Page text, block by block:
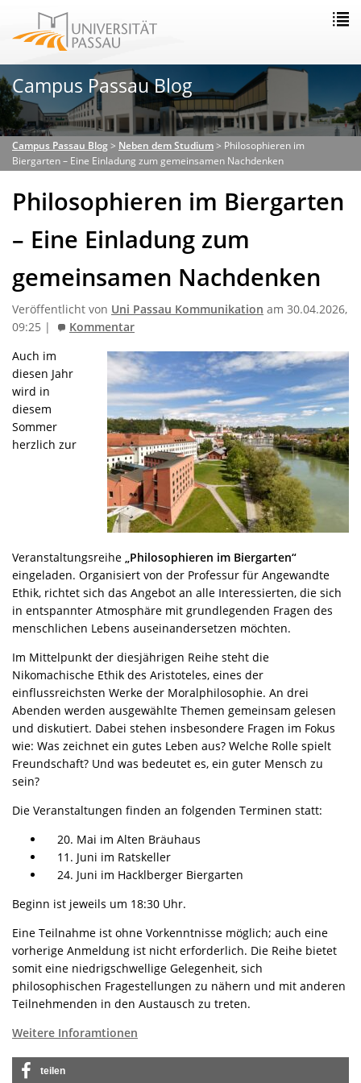
Campus Passau Blog
Campus Passau Blog> Neben dem Studium> Philosophieren im
Biergarten – Eine Einladung zum gemeinsamen Nachdenken
Philosophieren im Biergarten
– Eine Einladung zum
gemeinsamen Nachdenken
Veröffentlicht von Uni Passau Kommunikation am 30.04.2026,
09:25 |
Kommentar
Auch im
diesen Jahr
wird in
diesem
Sommer
herzlich zur
Veranstaltungsreihe „Philosophieren im Biergarten“
eingeladen. Organisiert von der Professur für Angewandte
Ethik, richtet sich das Angebot an alle Interessierten, die sich
in entspannter Atmosphäre mit grundlegenden Fragen des
menschlichen Lebens auseinandersetzen möchten.
Im Mittelpunkt der diesjährigen Reihe steht die
Nikomachische Ethik des Aristoteles, eines der
einflussreichsten Werke der Moralphilosophie. An drei
Abenden werden ausgewählte Themen gemeinsam gelesen
und diskutiert. Dabei stehen insbesondere Fragen im Fokus
wie: Was zeichnet ein gutes Leben aus? Welche Rolle spielt
Freundschaft? Und was bedeutet es, ein guter Mensch zu
sein?
Die Veranstaltungen finden an folgenden Terminen statt:
20. Mai im Alten Bräuhaus
Juni im Ratskeller
Juni im Hacklberger Biergarten
Beginn ist jeweils um 18:30 Uhr.
Eine Teilnahme ist ohne Vorkenntnisse möglich; auch eine
vorherige Anmeldung ist nicht erforderlich. Die Reihe bietet
somit eine niedrigschwellige Gelegenheit, sich
philosophischen Fragestellungen zu nähern und mit anderen
Teilnehmenden in den Austausch zu treten.
Weitere Inforamtionen
teilen